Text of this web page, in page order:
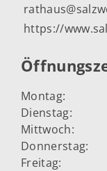
https://
Montag:
Dienstag:
Mittwoch:
Donnerstag:
Freitag: